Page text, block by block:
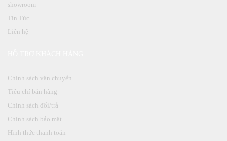
showroom
Tin Tức
Liên hệ
Chính sách vận chuyển
Tiêu chí bán hàng
Chính sách đổi/trả
Chính sách bảo mật
Hình thức thanh toán